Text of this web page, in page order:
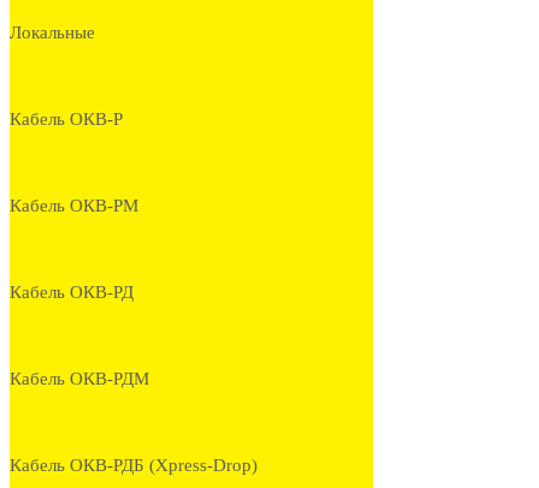
Локальные
Кабель ОКВ-Р
Кабель ОКВ-РМ
Кабель ОКВ-РД
Кабель ОКВ-РДМ
Кабель ОКВ-РДБ (Xpress-Drop)